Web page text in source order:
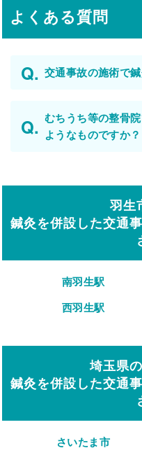
よくある質問
交通事故の施術で
むちうち等の整骨
ようなものですか？
羽生
鍼灸を併設した交通
南羽生駅
西羽生駅
埼玉県
鍼灸を併設した交通
さいたま市